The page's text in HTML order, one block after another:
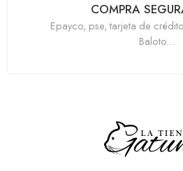
COMPRA
Epayco, pse, tarjeta de
Baloto...